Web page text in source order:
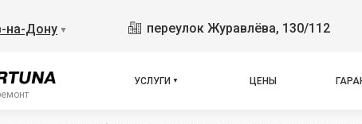
на-Дону ▼ переулок Журавлёва, 130/112
УСЛУГИ ЦЕНЫ